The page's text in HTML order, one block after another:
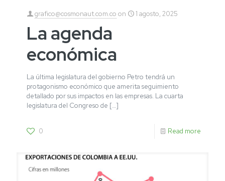
grafico@cosmonaut.com.co on 1 agosto, 2025
La agenda
económica
La última legislatura del gobierno Petro tendrá un
protagonismo económico que amerita seguimiento
detallado por sus impactos en las empresas. La cuarta
legislatura del Congreso de […]
0 Read more